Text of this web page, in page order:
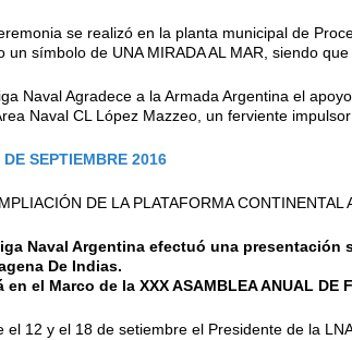
se realizó en la planta municipal de
un símbolo de UNA MIRADA AL MAR, siendo
Naval Agradece a la Armada Argentina el
Naval CL López Mazzeo, un ferviente
DE SEPTIEMBRE 2016
DE LA PLATAFORMA
Naval Argentina efectuó una presentación
De Indias.
en el Marco de la XXX ASAMBLEA ANUAL DE
el 12 y el 18 de setiembre el Presidente de la